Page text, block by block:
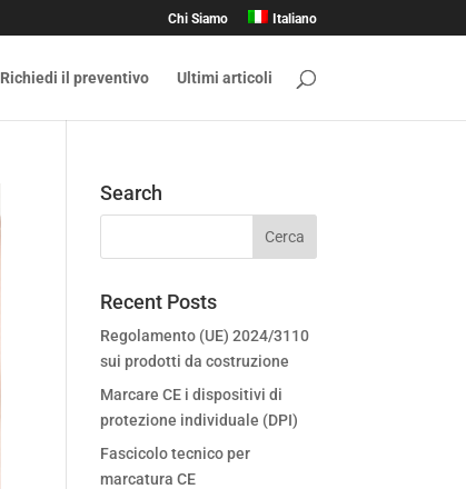
Chi Siamo Italiano
Richiedi il preventivo Ultimi articoli
Search
Recent Posts
Regolamento (UE) 2024/3110
sui prodotti da costruzione
Marcare CE i dispositivi di
protezione individuale (DPI)
Fascicolo tecnico per
marcatura CE